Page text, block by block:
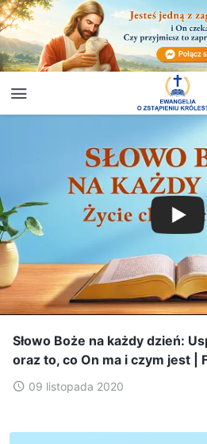
Słowo Boże na każdy dzień:
oraz to, co On ma i czym jest |
09 listopada 2020